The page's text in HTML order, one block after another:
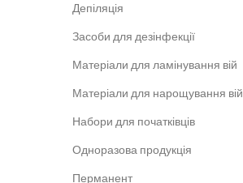
Депіляція
Засоби для дезінфекції
Матеріали для ламінування вій
Матеріали для нарощування вій
Набори для початківців
Одноразова продукція
Перманент